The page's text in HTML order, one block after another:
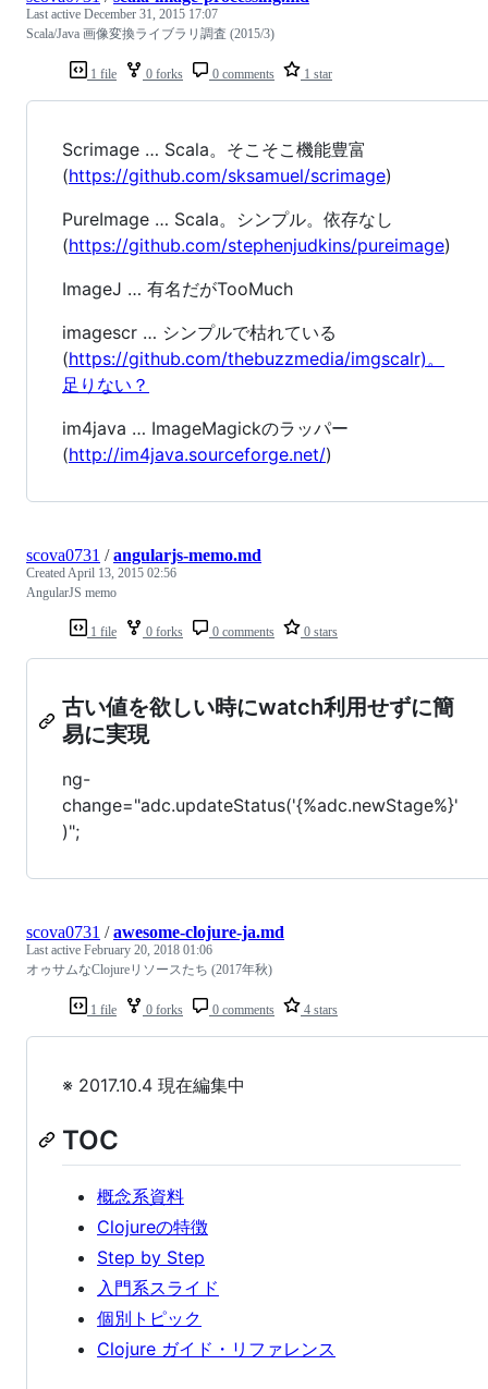
1 file 0 forks 0 comments 1 star
Last active December 31, 2015 17:07
Scala/Java 画像変換ライブラリ調査 (2015/3)
Scrimage … Scala。そこそこ機能豊富
(https://github.com/sksamuel/scrimage)
PureImage … Scala。シンプル。依存なし
(https://github.com/stephenjudkins/pureimage)
ImageJ … 有名だがTooMuch
imagescr … シンプルで枯れている
(https://github.com/thebuzzmedia/imgscalr)。
足りない？
im4java … ImageMagickのラッパー
(http://im4java.sourceforge.net/)
1 file 0 forks 0 comments 0 stars
scova0731 /angularjs-memo.md
Created April 13, 2015 02:56
AngularJS memo
古い値を欲しい時にwatch利用せずに簡
易に実現
ng-
change="adc.updateStatus('{%adc.newStage%}'
)";
1 file 0 forks 0 comments 4 stars
scova0731 /awesome-clojure-ja.md
Last active February 20, 2018 01:06
オゥサムなClojureリソースたち (2017年秋)
※ 2017.10.4 現在編集中
TOC
概念系資料
Clojureの特徴
Step by Step
入門系スライド
個別トピック
Clojure ガイド・リファレンス